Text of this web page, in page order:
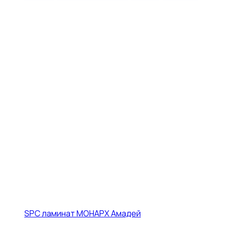
SPC ламинат МОНАРХ Амадей